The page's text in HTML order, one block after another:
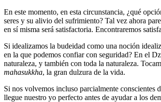
En este momento, en esta circunstancia, ¿qué
seres y su alivio del sufrimiento? Tal vez ahora
en sí misma será satisfactoria. Encontraremos
Si idealizamos la budeidad como una noción
en la que podemos confiar con seguridad? En el
naturaleza, y también con toda la naturaleza.
mahasukkha, la gran dulzura de la vida.
Si nos volvemos incluso parcialmente conscientes
llegue nuestro yo perfecto antes de ayudar a los